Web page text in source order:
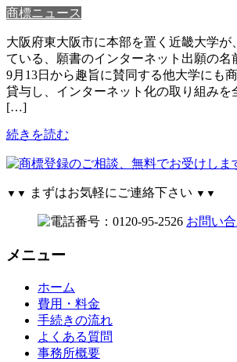
商標ニュース
大阪府東大阪市に本部を置く近畿大学が
ている、願書のインターネット出願の名
9月13日から趣旨に賛同する他大学にも
貸与し、インターネット化の取り組みを
[…]
続きを読む
▼▼ まずはお気軽にご連絡下さい ▼▼
お問い
メニュー
ホーム
費用・料金
手続きの流れ
よくある質問
事務所概要